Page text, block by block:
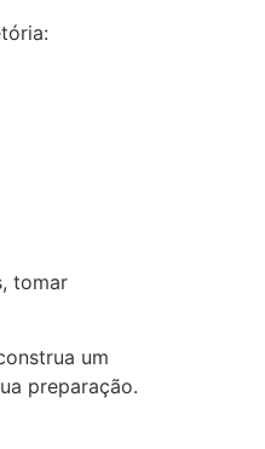
tomar
um
preparação.